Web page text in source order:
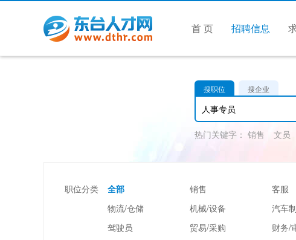
首 页 招聘信息
搜职位
搜企业
热门关键字： 销售 文员
职位分类 全部 销售 客服
物流/仓储
机械/设备 汽车
驾驶员
贸易/采购 财务/